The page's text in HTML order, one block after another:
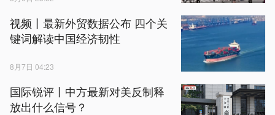
视频丨最新外贸数据公布 四个关
键词解读中国经济韧性
8月7日 04:23
国际锐评丨中方最新对美反制释
放出什么信号？